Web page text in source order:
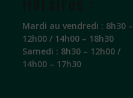
Mardi au vendredi : 8h30 –
12h00 / 14h00 – 18h30
Samedi : 8h30 – 12h00 /
14h00 – 17h30